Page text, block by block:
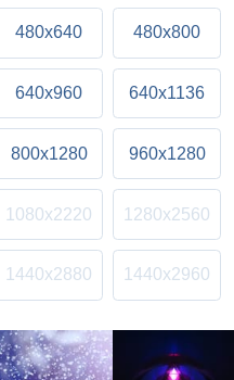
480x640 480x800
640x960 640x1136
800x1280 960x1280
1080x2220 1280x2560
1440x2880 1440x2960